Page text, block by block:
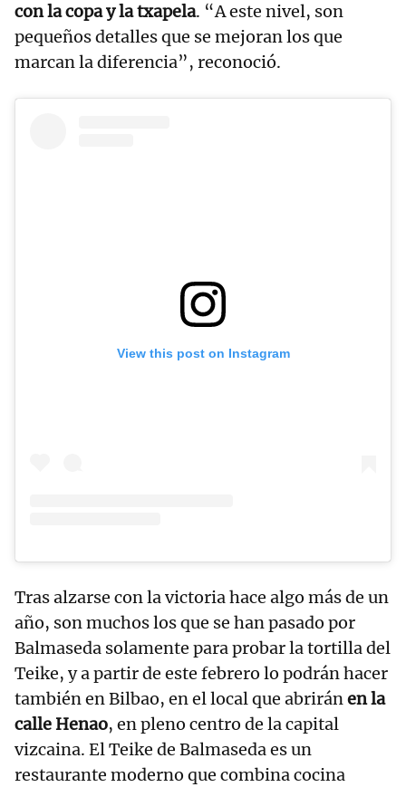
con la copa y la txapela. “A este nivel, son
pequeños detalles que se mejoran los que
marcan la diferencia”, reconoció.
View this post on Instagram
Tras alzarse con la victoria hace algo más de un
año, son muchos los que se han pasado por
Balmaseda solamente para probar la tortilla del
Teike, y a partir de este febrero lo podrán hacer
también en Bilbao, en el local que abriránen la
calle Henao, en pleno centro de la capital
vizcaina. El Teike de Balmaseda es un
restaurante moderno que combina cocina